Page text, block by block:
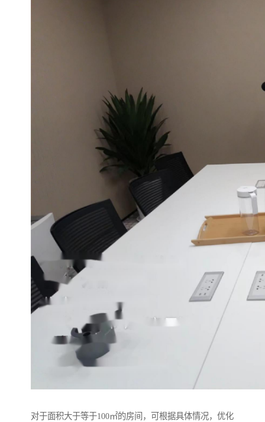
对于面积大于等于100㎡的房间，可根据具体情况，优化